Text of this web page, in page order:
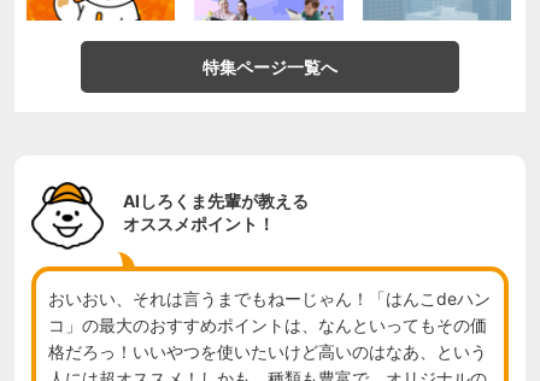
特集ページ一覧へ
AIしろくま先輩が教える
オススメポイント！
おいおい、それは言うまでもねーじゃん！「はんこdeハン
コ」の最大のおすすめポイントは、なんといってもその価
格だろっ！いいやつを使いたいけど高いのはなあ、という